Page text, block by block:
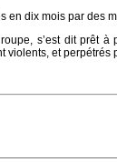
en dix mois par des
s’est dit prêt
et perpétrés